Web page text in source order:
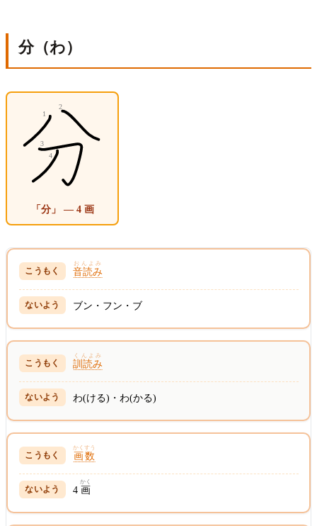
分（わ）
「分」 — 4 画
音読み
おんよみ
ブン・フン・ブ
訓読み
くんよみ
わ(ける)・わ(かる)
画数
かくすう
4 画
かく